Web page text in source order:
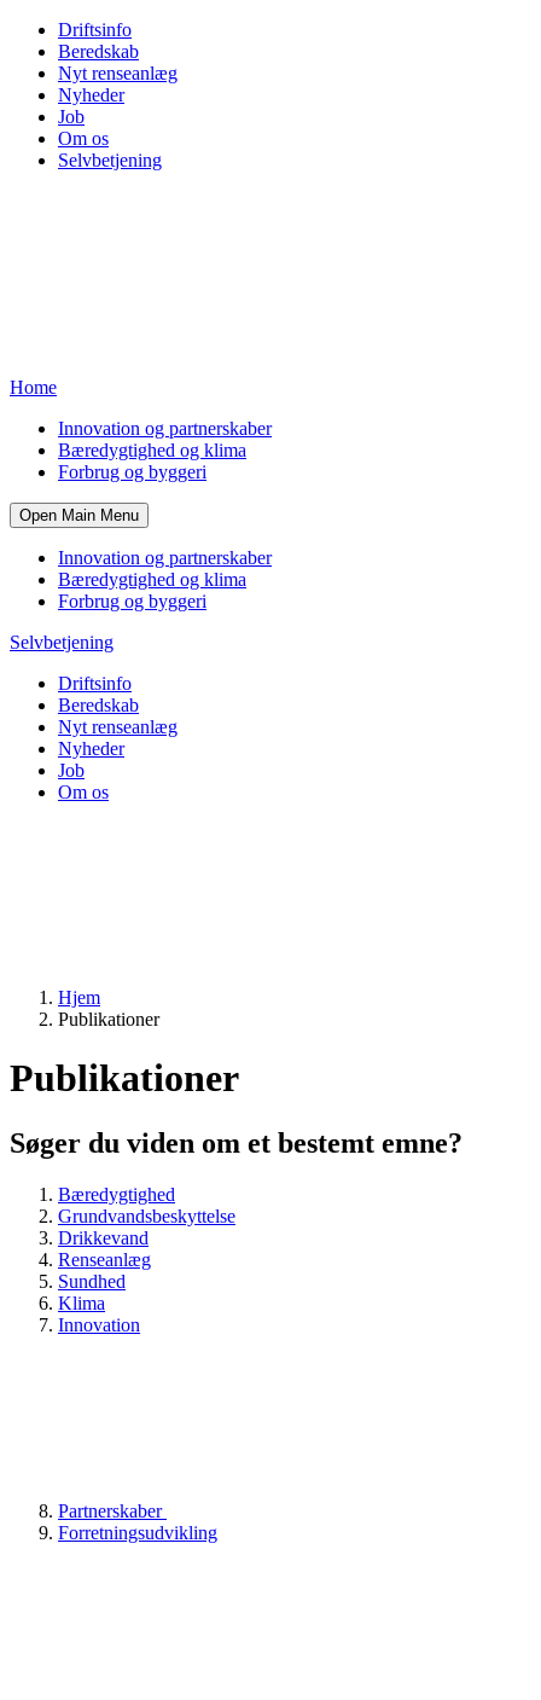
Driftsinfo
Beredskab
Nyt renseanlæg
Nyheder
Job
Om os
Selvbetjening
Home
Innovation og partnerskaber
Bæredygtighed og klima
Forbrug og byggeri
Open Main Menu
Innovation og partnerskaber
Bæredygtighed og klima
Forbrug og byggeri
Selvbetjening
Driftsinfo
Beredskab
Nyt renseanlæg
Nyheder
Job
Om os
Hjem
Publikationer
Publikationer
Søger du viden om et bestemt emne?
Bæredygtighed
Grundvandsbeskyttelse
Drikkevand
Renseanlæg
Sundhed
Klima
Innovation
Partnerskaber
Forretningsudvikling